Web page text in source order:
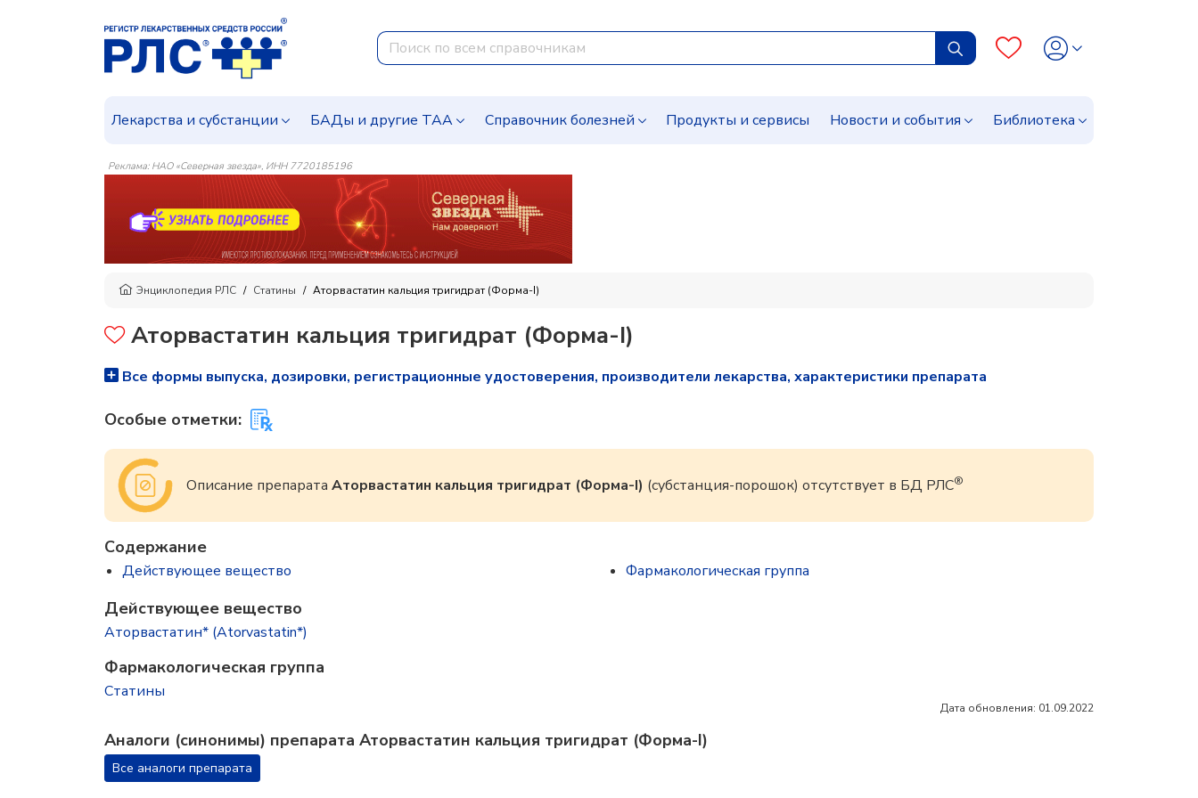
Лекарства и субстанции БАДы и другие ТАА Справочник болезней Продукты и сервисы Новости и события Библиотека
Реклама: НАО «Северная звезда», ИНН 7720185196
Энциклопедия РЛС Статины Аторвастатин кальция тригидрат (Форма-I)
Аторвастатин кальция тригидрат (Форма-I)
Все формы выпуска, дозировки, регистрационные удостоверения, производители лекарства, характеристики препарата
Особые отметки:
Описание препарата Аторвастатин кальция тригидрат (Форма-I) (субстанция-порошок) отсутствует в БД РЛС®
Содержание
Действующее вещество Фармакологическая группа
Действующее вещество
Аторвастатин* (Atorvastatin*)
Фармакологическая группа
Статины
Дата обновления: 01.09.2022
Аналоги (синонимы) препарата Аторвастатин кальция тригидрат (Форма-I)
Все аналоги препарата